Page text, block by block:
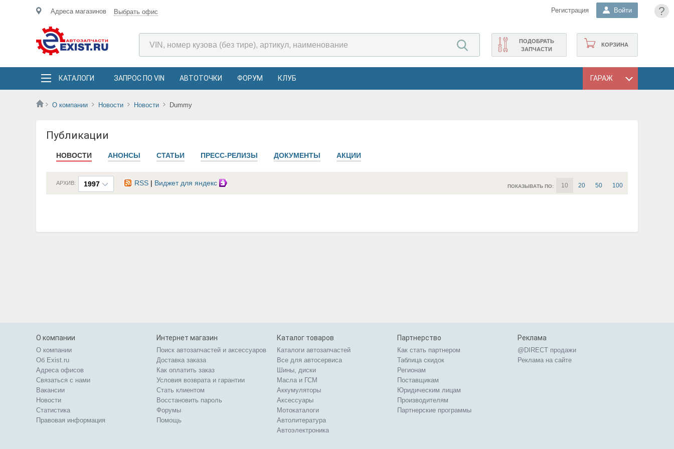
?
Адреса магазинов Выбрать офис Регистрация Войти
КОРЗИНА
ПОДОБРАТЬ
ЗАПЧАСТИ
КАТАЛОГИ ЗАПРОС ПО VIN АВТОТОЧКИ ФОРУМ КЛУБ ГАРАЖ
О компании Новости Новости Dummy
Публикации
НОВОСТИ АНОНСЫ СТАТЬИ ПРЕСС-РЕЛИЗЫ ДОКУМЕНТЫ АКЦИИ
1997
АРХИВ: RSS | Виджет для яндекс ПОКАЗЫВАТЬ ПО: 10 20 50 100
О компании
О компании
Об Exist.ru
Адреса офисов
Связаться с нами
Вакансии
Новости
Статистика
Правовая информация
Интернет магазин
Поиск автозапчастей и аксессуаров
Доставка заказа
Как оплатить заказ
Условия возврата и гарантии
Стать клиентом
Восстановить пароль
Форумы
Помощь
Каталог товаров
Каталоги автозапчастей
Все для автосервиса
Шины, диски
Масла и ГСМ
Аккумуляторы
Аксессуары
Мотокаталоги
Автолитература
Автоэлектроника
Партнерство
Как стать партнером
Таблица скидок
Регионам
Поставщикам
Юридическим лицам
Производителям
Партнерские программы
Реклама
@DIRECT продажи
Реклама на сайте